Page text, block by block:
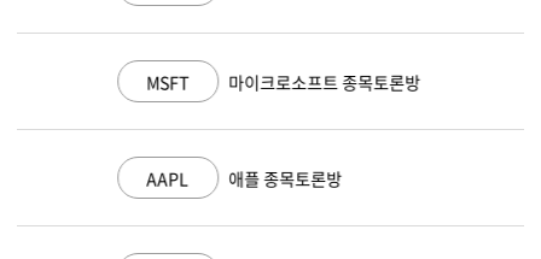
마이크로소프트 종목토론방
애플 종목토론방